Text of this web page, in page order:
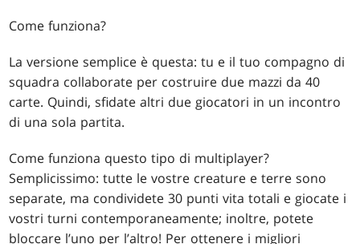
Come funziona?
La versione semplice è questa: tu e il tuo compagno di
squadra collaborate per costruire due mazzi da 40
carte. Quindi, sfidate altri due giocatori in un incontro
di una sola partita.
Come funziona questo tipo di multiplayer?
Semplicissimo: tutte le vostre creature e terre sono
separate, ma condividete 30 punti vita totali e giocate i
vostri turni contemporaneamente; inoltre, potete
bloccare l’uno per l’altro! Per ottenere i migliori